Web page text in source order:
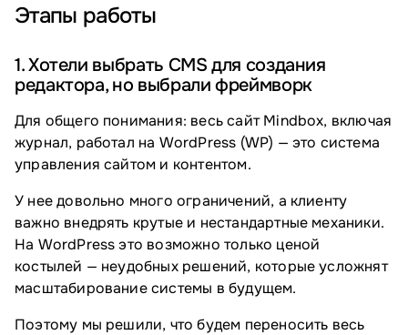
Этапы работы
1. Хотели выбрать CMS для создания
редактора, но выбрали фреймворк
Для общего понимания: весь сайт Mindbox, включая
журнал, работал на WordPress (WP) — это система
управления сайтом и контентом.
У нее довольно много ограничений, а клиенту
важно внедрять крутые и нестандартные механики.
На WordPress это возможно только ценой
костылей — неудобных решений, которые усложнят
масштабирование системы в будущем.
Поэтому мы решили, что будем переносить весь